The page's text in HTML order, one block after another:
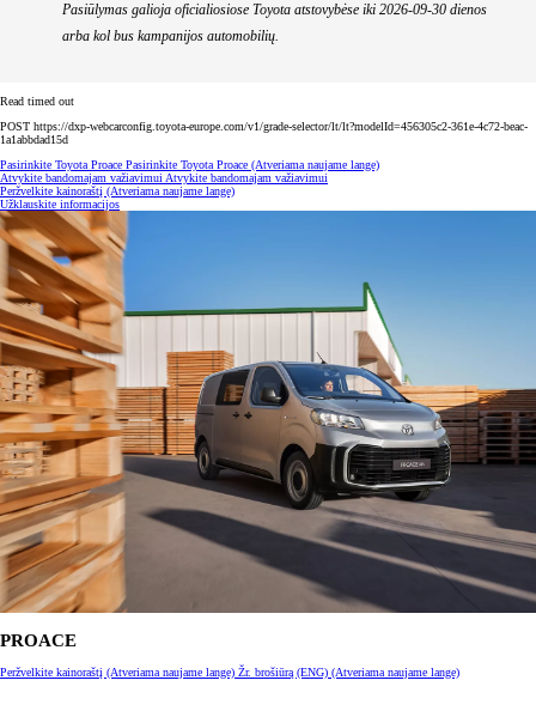
Pasiūlymas galioja oficialiosiose Toyota atstovybėse iki 2026-09-30 dienos
arba kol bus kampanijos automobilių.
Read timed out
POST https://dxp-webcarconfig.toyota-europe.com/v1/grade-selector/lt/lt?modelId=456305c2-361e-4c72-beac-
1a1abbdad15d
Pasirinkite Toyota Proace Pasirinkite Toyota Proace (Atveriama naujame lange)
Atvykite bandomajam važiavimui Atvykite bandomajam važiavimui
Peržvelkite kainoraštį (Atveriama naujame lange)
Užklauskite informacijos
PROACE
Peržvelkite kainoraštį (Atveriama naujame lange) Žr. brošiūrą (ENG) (Atveriama naujame lange)